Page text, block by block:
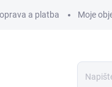
a platba Moje